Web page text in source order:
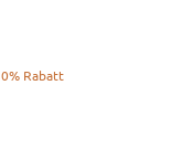
Rabatt